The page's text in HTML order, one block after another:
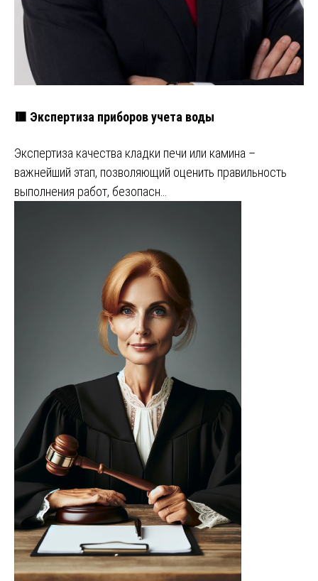
🟥 Экспертиза приборов учета воды
Экспертиза качества кладки печи или камина –
важнейший этап, позволяющий оценить правильность
выполнения работ, безопасн…